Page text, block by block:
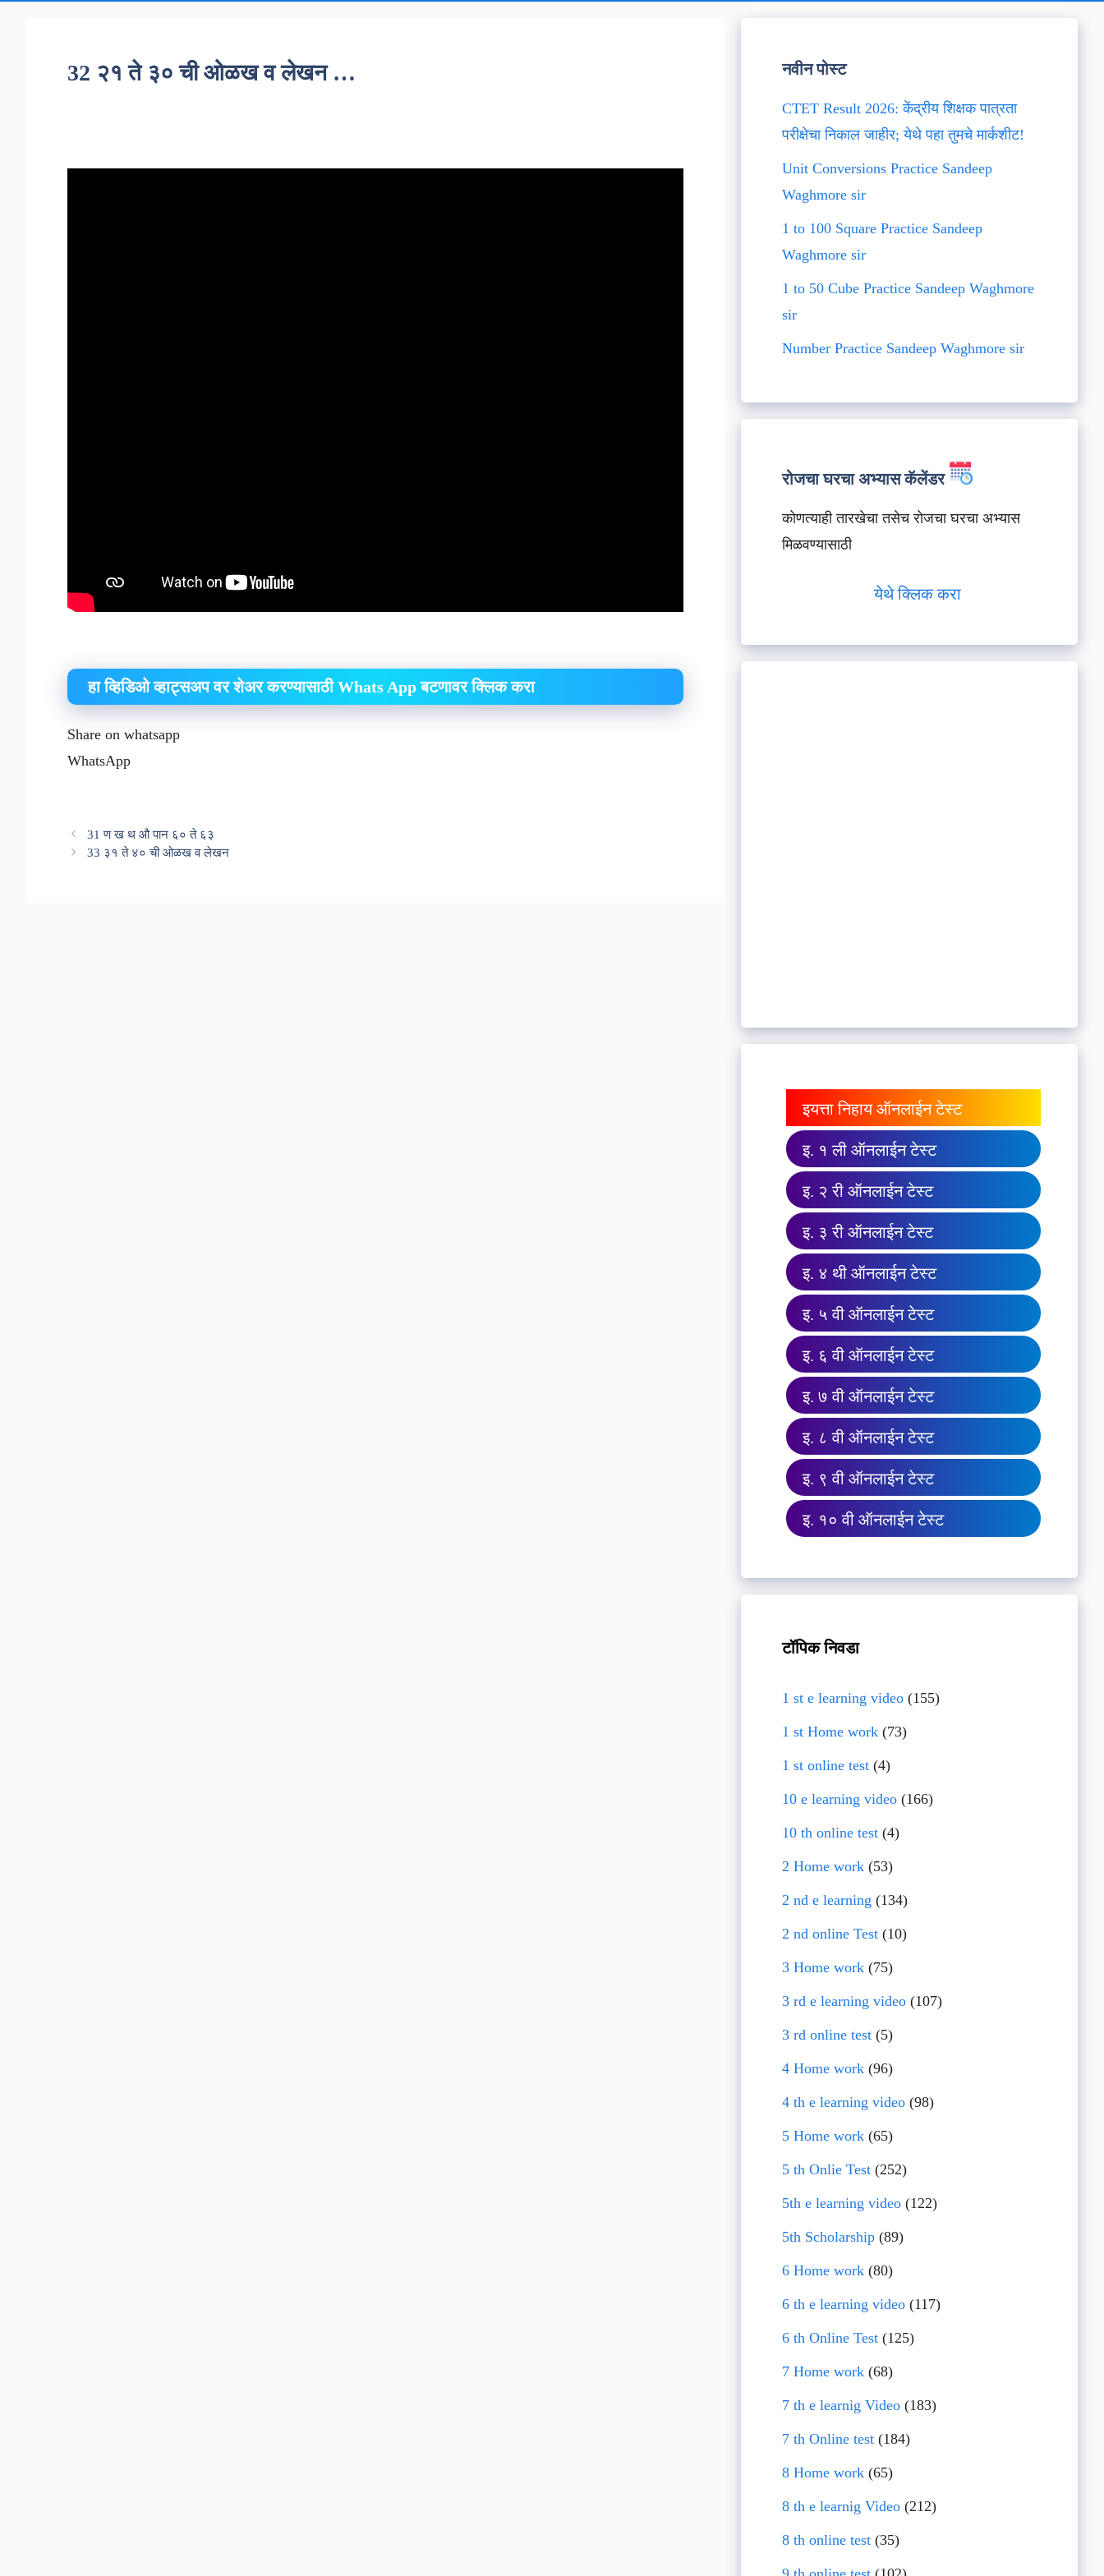
32 २१ ते ३० ची ओळख व लेखन …
हा व्हिडिओ व्हाट्सअप वर शेअर करण्यासाठी Whats App बटणावर क्लिक करा
Share on whatsapp
WhatsApp
31 ण ख थ औ पान ६० ते ६३
33 ३१ ते ४० ची ओळख व लेखन
नवीन पोस्ट
CTET Result 2026: केंद्रीय शिक्षक पात्रता
परीक्षेचा निकाल जाहीर; येथे पहा तुमचे मार्कशीट!
Unit Conversions Practice Sandeep
Waghmore sir
1 to 100 Square Practice Sandeep
Waghmore sir
1 to 50 Cube Practice Sandeep Waghmore
sir
Number Practice Sandeep Waghmore sir
रोजचा घरचा अभ्यास कॅलेंडर
कोणत्याही तारखेचा तसेच रोजचा घरचा अभ्यास
मिळवण्यासाठी
येथे क्लिक करा
इयत्ता निहाय ऑनलाईन टेस्ट
इ. १ ली ऑनलाईन टेस्ट
इ. २ री ऑनलाईन टेस्ट
इ. ३ री ऑनलाईन टेस्ट
इ. ४ थी ऑनलाईन टेस्ट
इ. ५ वी ऑनलाईन टेस्ट
इ. ६ वी ऑनलाईन टेस्ट
इ. ७ वी ऑनलाईन टेस्ट
इ. ८ वी ऑनलाईन टेस्ट
इ. ९ वी ऑनलाईन टेस्ट
इ. १० वी ऑनलाईन टेस्ट
टॉपिक निवडा
1 st e learning video(155)
1 st Home work(73)
1 st online test(4)
10 e learning video(166)
10 th online test(4)
2 Home work(53)
2 nd e learning (134)
2 nd online Test(10)
3 Home work(75)
3 rd e learning video(107)
3 rd online test(5)
4 Home work(96)
4 th e learning video(98)
5 Home work(65)
5 th Onlie Test(252)
5th e learning video(122)
5th Scholarship(89)
6 Home work(80)
6 th e learning video(117)
6 th Online Test(125)
7 Home work(68)
7 th e learnig Video(183)
7 th Online test(184)
8 Home work(65)
8 th e learnig Video(212)
8 th online test(35)